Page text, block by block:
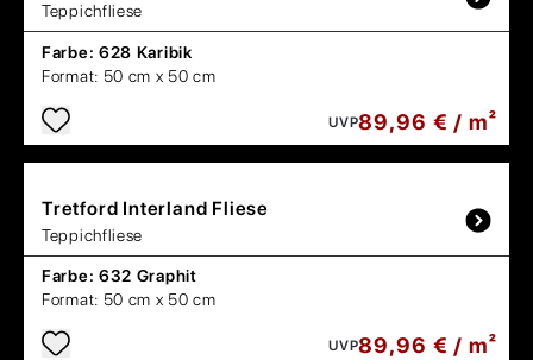
Teppichfliese
Farbe: 628 Karibik
Format: 50 cm x 50 cm
UVP89,96 € / m²
Tretford Interland Fliese
Teppichfliese
Farbe: 632 Graphit
Format: 50 cm x 50 cm
UVP89,96 € / m²